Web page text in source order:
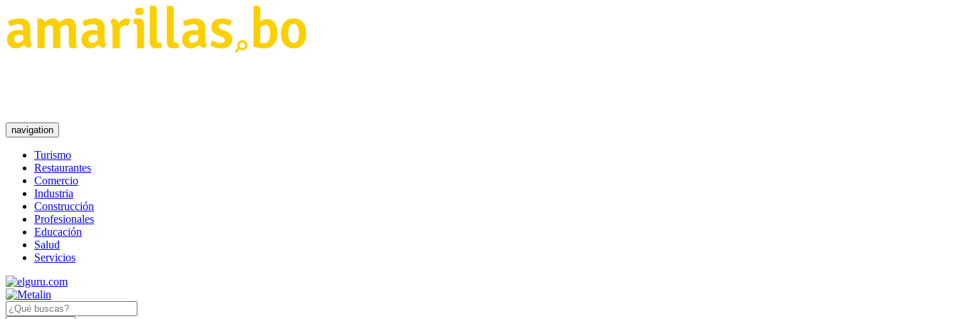
navigation
Turismo
Restaurantes
Comercio
Industria
Construcción
Profesionales
Educación
Salud
Servicios